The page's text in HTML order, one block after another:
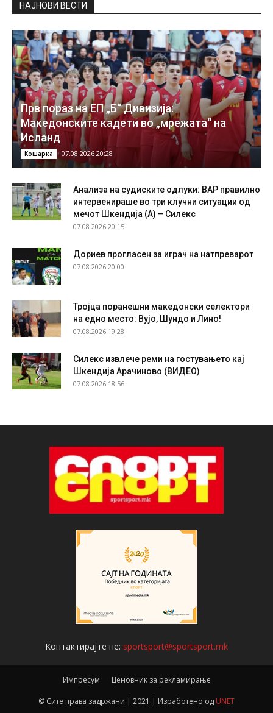
НAЈНОВИ ВЕСТИ
Прв пораз на ЕП „Б“ Дивизија:
Македонските кадети во „мрежата“ на
Исланд
Кошарка 07.08.2026 20:28
Анализа на судиските одлуки: ВАР правилно
интервенираше во три клучни ситуации од
мечот Шкендија (А) – Силекс
07.08.2026 20:15
Дориев прогласен за играч на натпреварот
07.08.2026 20:00
Тројца поранешни македонски селектори
на едно место: Вујо, Шундо и Лино!
07.08.2026 19:28
Силекс извлече реми на гостувањето кај
Шкендија Арачиново (ВИДЕО)
07.08.2026 18:56
Контактирајте не: sportsport@sportsport.mk
Импресум Ценовник за рекламирање
© Сите права задржани | 2021 | Изработено од UNET